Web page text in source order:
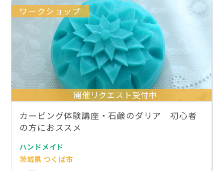
ワークショップ
開催リクエスト受付中
カービング体験講座・石鹸のダリア 初心者
の方におススメ
ハンドメイド
茨城県 つくば市